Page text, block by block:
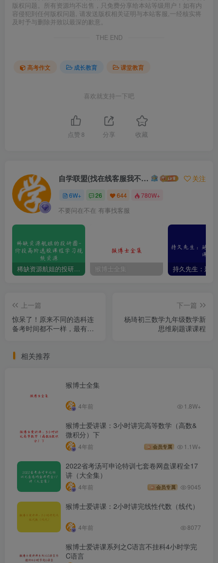
版权问题。所有资源均不出售，只免费分享给本站等级用户！如有内
容侵犯到任何版权问题, 请发送版权相关证明与本站客服,一经核实将
及时予与删除并致以最深的歉意。
THE END
高考作文 成长教育 课堂教育
喜欢就支持一下吧
点赞 8 分享 收藏
自学联盟(找在线客服我不回信息的) 关注
6W+ 26 644 780W+
不要问在不在 有事找客服
稀缺资源航姐的投研圈-价投高阶选股课程学习视频资源 猴博士全集
上一篇
惊呆了！原来不同的选科连
备考时间都不一样，最有利
下一篇
杨琦初三数学九年级数学新
思维刷题课课程
相关推荐
猴博士全集
4年前 1.8W+
猴博士爱讲课：3小时讲完高等数学（高数&
微积分）下
4年前 会员专属 1.1W+
2022省考汤可申论特训七套卷网盘课程全17
讲（大全集）
4年前 会员专属 9045
猴博士爱讲课：2小时讲完线性代数（线代）
4年前 8077
猴博士爱讲课系列之C语言不挂科4小时学完
C语言